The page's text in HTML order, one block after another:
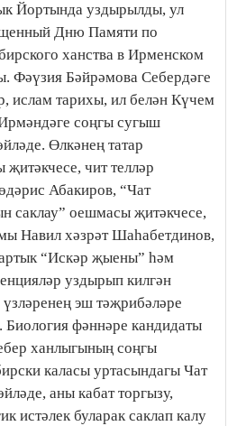
Йортында уздырылды, ул
Дню Памяти по
ханства в Ирменском
Фәүзия Бәйрәмова Себердәге
ислам тарихы, ил белән Күчем
соңгы сугыш
Өлкәнең татар
чит телләр
Абакиров, “Чат
саклау” оешмасы җитәкчесе,
Навил хәзрәт Шаһабетдинов,
“Искәр җыены” һәм
уздырып килгән
эш тәҗрибәләре
Биология фәннәре кандидаты
ханлыгының соңгы
каласы уртасындагы Чат
аны кабат торгызу,
истәлек буларак саклап калу